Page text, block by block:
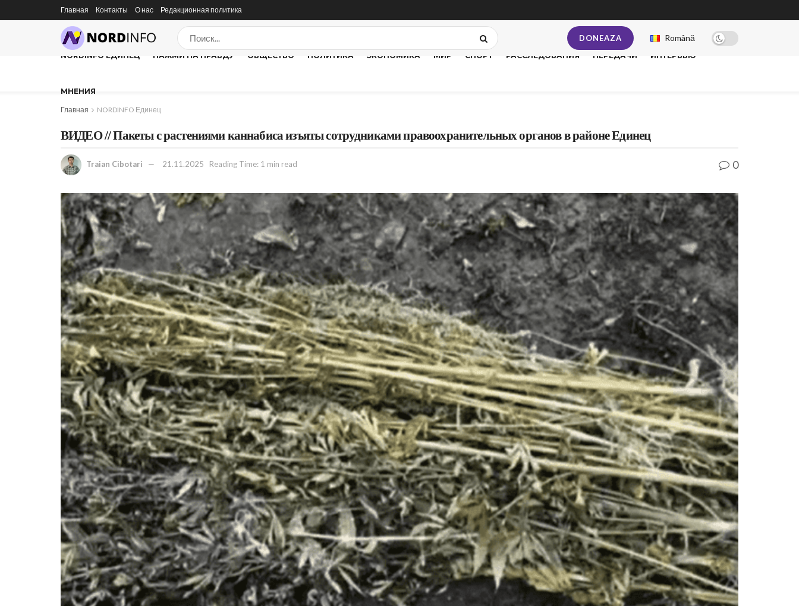
Главная Контакты О нас Редакционная политика
DONEAZA Română
NORDINFO ЕДИНЕЦ НАЖМИ НА ПРАВДУ ОБЩЕСТВО ПОЛИТИКА ЭКОНОМИКА МИР СПОРТ РАССЛЕДОВАНИЯ ПЕРЕДАЧИ ИНТЕРВЬЮ
МНЕНИЯ
Главная NORDINFO Единец
ВИДЕО // Пакеты с растениями каннабиса изъяты сотрудниками правоохранительных органов в районе Единец
Traian Cibotari 21.11.2025 Reading Time: 1 min read 0